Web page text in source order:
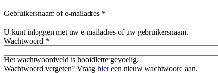
Gebruikersnaam of e-mailadres *
U kunt inloggen met uw e-mailadres of uw gebruikersnaam.
Wachtwoord *
Het wachtwoordveld is hoofdlettergevoelig.
Wachtwoord vergeten? Vraag hiereen nieuw wachtwoord aan.